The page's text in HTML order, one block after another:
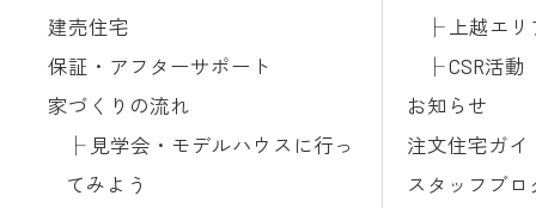
建売住宅
保証・アフターサポート
家づくりの流れ
見学会・モデルハウスに行っ
てみよう
上越エリ
CSR活動
お知らせ
注文住宅ガイ
スタッフブロ